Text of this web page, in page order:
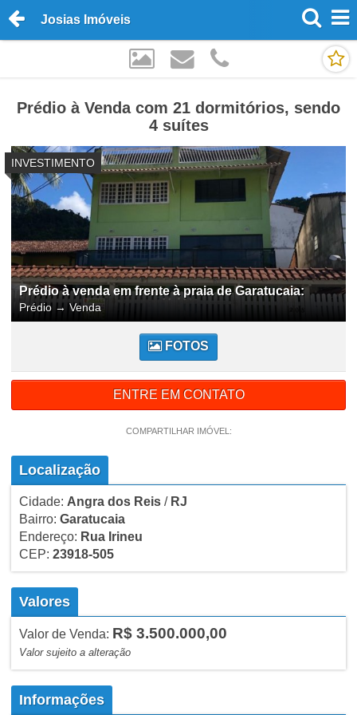
Josias Imóveis
Prédio à Venda com 21 dormitórios, sendo
4 suítes
INVESTIMENTO
Prédio à venda em frente à praia de Garatucaia:
Prédio → Venda
FOTOS
ENTRE EM CONTATO
COMPARTILHAR IMÓVEL:
Localização
Cidade: Angra dos Reis/ RJ
Bairro: Garatucaia
Endereço: Rua Irineu
CEP: 23918-505
Valores
Valor de Venda: R$ 3.500.000,00
Valor sujeito a alteração
Informações